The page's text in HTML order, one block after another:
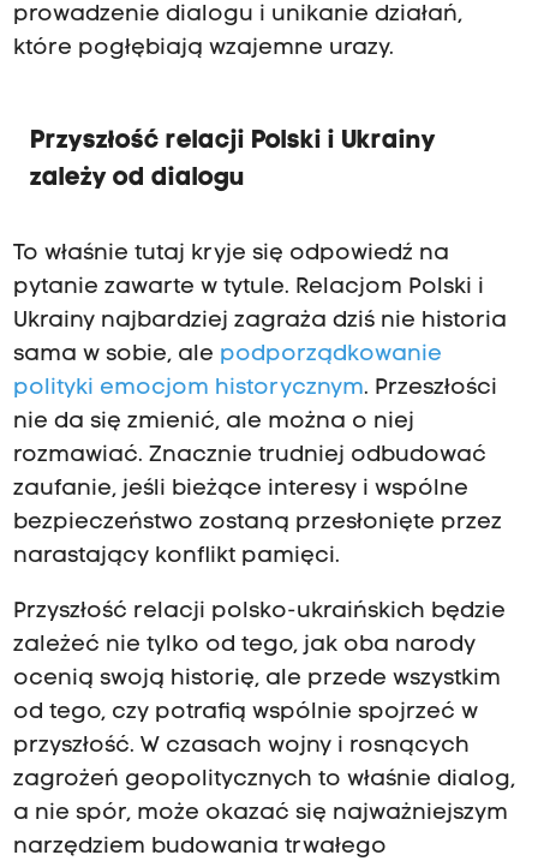
prowadzenie dialogu i unikanie działań,
które pogłębiają wzajemne urazy.
Przyszłość relacji Polski i Ukrainy
zależy od dialogu
To właśnie tutaj kryje się odpowiedź na
pytanie zawarte w tytule. Relacjom Polski i
Ukrainy najbardziej zagraża dziś nie historia
sama w sobie, ale podporządkowanie
polityki emocjom historycznym. Przeszłości
nie da się zmienić, ale można o niej
rozmawiać. Znacznie trudniej odbudować
zaufanie, jeśli bieżące interesy i wspólne
bezpieczeństwo zostaną przesłonięte przez
narastający konflikt pamięci.
Przyszłość relacji polsko-ukraińskich będzie
zależeć nie tylko od tego, jak oba narody
ocenią swoją historię, ale przede wszystkim
od tego, czy potrafią wspólnie spojrzeć w
przyszłość. W czasach wojny i rosnących
zagrożeń geopolitycznych to właśnie dialog,
a nie spór, może okazać się najważniejszym
narzędziem budowania trwałego